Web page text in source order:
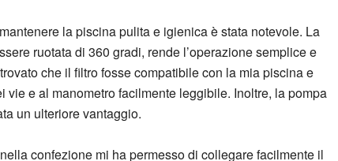
la piscina pulita e igienica è stata notevole. La
ruotata di 360 gradi, rende l’operazione semplice e
che il filtro fosse compatibile con la mia piscina e
e al manometro facilmente leggibile. Inoltre, la pompa
un ulteriore vantaggio.
confezione mi ha permesso di collegare facilmente il